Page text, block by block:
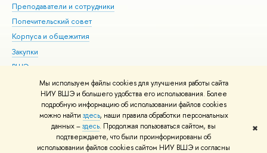
Мы используем файлы cookies для улучшения работы сайта
НИУ ВШЭ и большего удобства его использования. Более
подробную информацию об использовании файлов cookies
можно найти здесь, наши правила обработки персональных
данных –здесь. Продолжая пользоваться сайтом, вы
подтверждаете, что были проинформированы об
использовании файлов cookies сайтом НИУ ВШЭ и согласны
✖
Преподаватели и сотрудники
Попечительский совет
Корпуса и общежития
Закупки
ВШЭ для студентов с ограниченными возможностями
здоровья и инвалидностью
Версия для слабовидящих
Единая платежная страница
© НИУ ВШЭ 1993–2026 Адреса и контакты Условия использования